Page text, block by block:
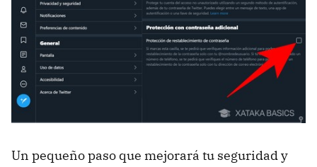
Un pequeño paso que mejorará tu seguridad y